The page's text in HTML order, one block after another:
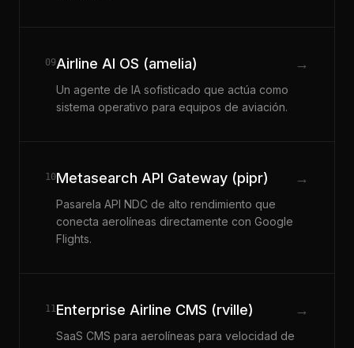
09Airline AI OS (amelia)
Un agente de IA sofisticado que actúa como
sistema operativo para equipos de aviación.
→
10Metasearch API Gateway (pipr)
Pasarela API NDC de alto rendimiento que
conecta aerolíneas directamente con Google
Flights.
→
11Enterprise Airline CMS (rville)
SaaS CMS para aerolíneas para velocidad de
→